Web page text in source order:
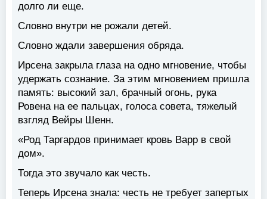
долго ли еще.
Словно внутри не рожали детей.
Словно ждали завершения обряда.
Ирсена закрыла глаза на одно мгновение, чтобы
удержать сознание. За этим мгновением пришла
память: высокий зал, брачный огонь, рука
Ровена на ее пальцах, голоса совета, тяжелый
взгляд Вейры Шенн.
«Род Таргардов принимает кровь Варр в свой
дом».
Тогда это звучало как честь.
Теперь Ирсена знала: честь не требует запертых